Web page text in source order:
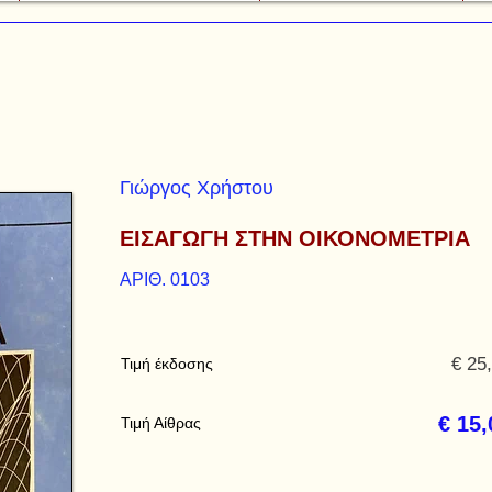
Γιώργος Χρήστου
ΕΙΣΑΓΩΓΗ ΣΤΗΝ ΟΙΚΟΝΟΜΕΤΡΙΑ
ΑΡΙΘ. 0103
Τιμή έκδοσης
Τιμή Αίθρας
€
€